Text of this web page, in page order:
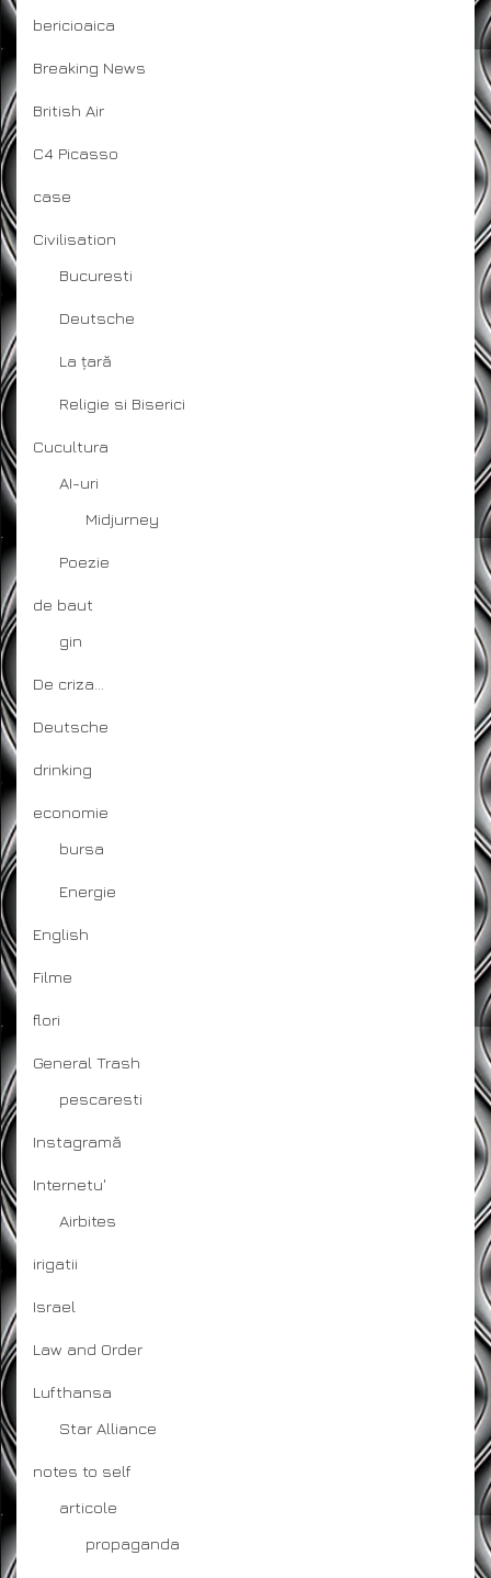
bericioaica
Breaking News
British Air
C4 Picasso
case
Civilisation
Bucuresti
Deutsche
La țară
Religie si Biserici
Cucultura
AI-uri
Midjurney
Poezie
de baut
gin
De criza…
Deutsche
drinking
economie
bursa
Energie
English
Filme
flori
General Trash
pescaresti
Instagramă
Internetu'
Airbites
irigatii
Israel
Law and Order
Lufthansa
Star Alliance
notes to self
articole
propaganda